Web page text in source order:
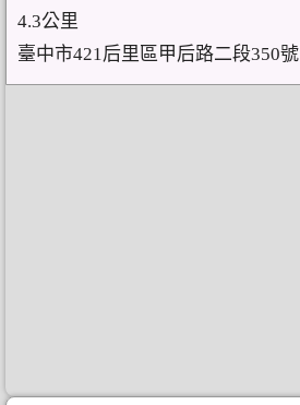
4.3公里
臺中市421后里區甲后路二段350號